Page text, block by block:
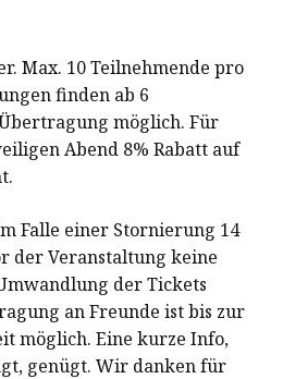
Max. 10 Teilnehmende pro
finden ab 6
möglich. Für
Abend 8% Rabatt auf
Falle einer Stornierung 14
der Veranstaltung keine
der Tickets
an Freunde ist bis zur
möglich. Eine kurze Info,
genügt. Wir danken für